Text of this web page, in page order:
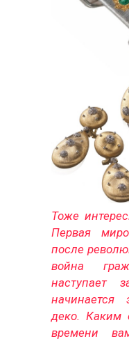
Тоже
Первая
после
война
наступает
деко. Каким
времени